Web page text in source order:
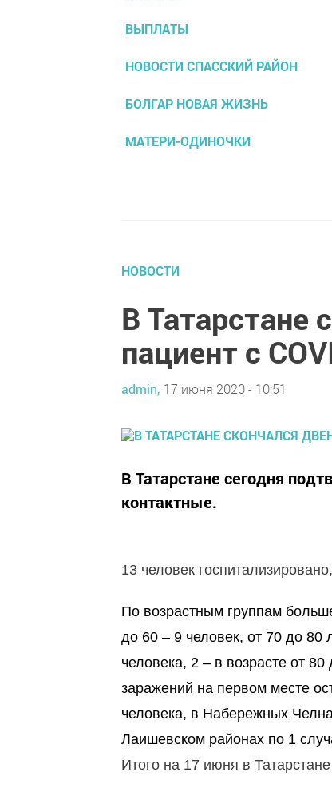
ВЫПЛАТЫ
НОВОСТИ СПАССКИЙ РАЙОН
БОЛГАР НОВАЯ ЖИЗНЬ
МАТЕРИ-ОДИНОЧКИ
НОВОСТИ
В Татарстане
пациент с
admin, 17 июня 2020 - 10:51
В Татарстане сегодня
контактные.
13 человек
По возрастным группам
до 60 – 9 человек, от 70 до 80
человека, 2 – в возрасте от
заражений на первом месте
человека, в Набережных
Лаишевском районах по 1
Итого на 17 июня в